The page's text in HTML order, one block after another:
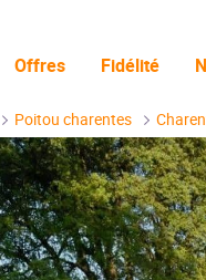
Offres Fidélité
Poitou charentes